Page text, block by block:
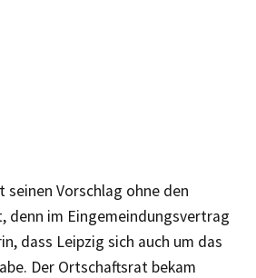
seinen Vorschlag ohne den
denn im Eingemeindungsvertrag
dass Leipzig sich auch um das
Der Ortschaftsrat bekam